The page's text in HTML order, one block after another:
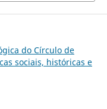
do Círculo de
sociais, históricas e